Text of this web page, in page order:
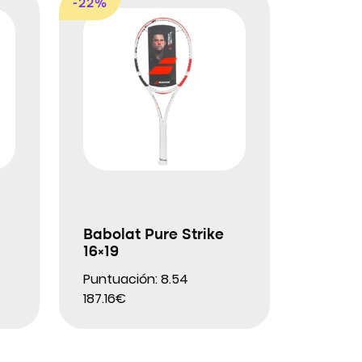
-22%
Babolat Pure Strike
16×19
Puntuación: 8.54
187.16€